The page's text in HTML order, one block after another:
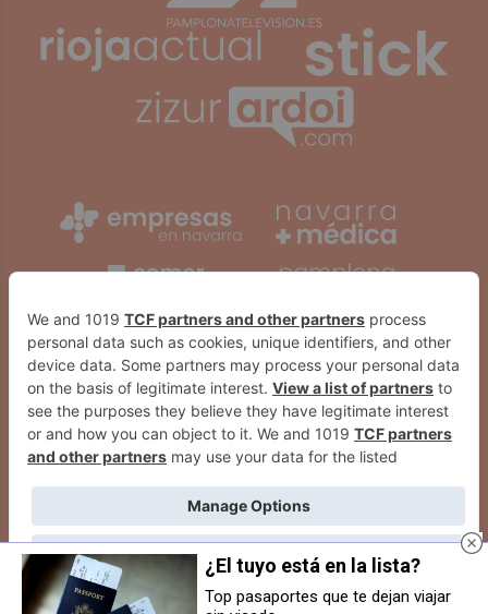
¿El tuyo está en la lista?
Top pasaportes que te dejan viajar